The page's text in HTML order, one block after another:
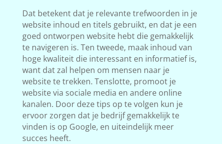
Dat betekent dat je relevante trefwoorden in je
website inhoud en titels gebruikt, en dat je een
goed ontworpen website hebt die gemakkelijk
te navigeren is. Ten tweede, maak inhoud van
hoge kwaliteit die interessant en informatief is,
want dat zal helpen om mensen naar je
website te trekken. Tenslotte, promoot je
website via sociale media en andere online
kanalen. Door deze tips op te volgen kun je
ervoor zorgen dat je bedrijf gemakkelijk te
vinden is op Google, en uiteindelijk meer
succes heeft.